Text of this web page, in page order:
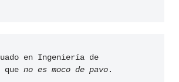
en Ingeniería de
que no es moco de pavo .